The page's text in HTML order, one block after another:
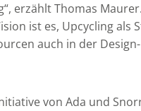
erzählt Thomas
ist es, Upcycling
auch in der
von Ada und